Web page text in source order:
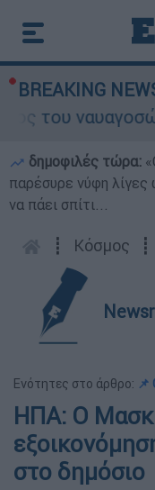
BREAKING
του
δημοφιλές τώρα:
παρέσυρε νύφη
να πάει σπίτι...
┋ Κόσμος ┋
Ενότητες στο άρθρο: 📌
ΗΠΑ: Ο Μασκ
στο δημόσιο